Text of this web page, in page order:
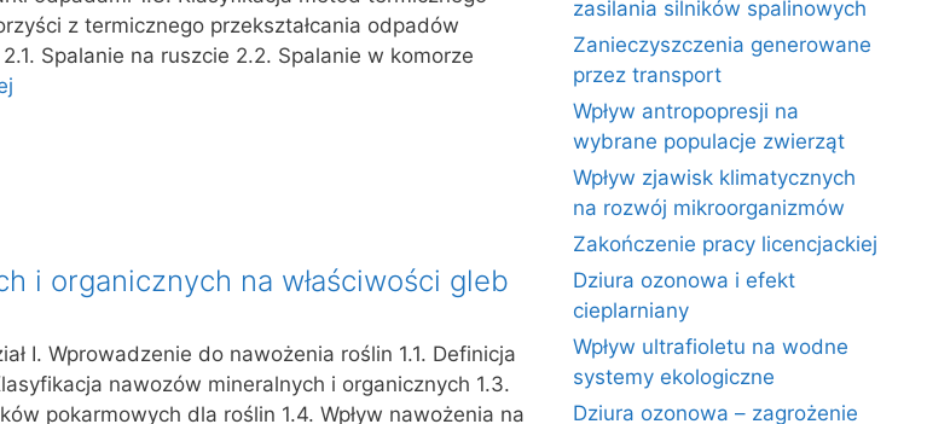
z termicznego przekształcania odpadów
Spalanie na ruszcie 2.2. Spalanie w komorze
i organicznych na właściwości gleb
I. Wprowadzenie do nawożenia roślin 1.1. Definicja
nawozów mineralnych i organicznych 1.3.
pokarmowych dla roślin 1.4. Wpływ nawożenia na
zasilania silników spalinowych
Zanieczyszczenia generowane
przez transport
Wpływ antropopresji na
wybrane populacje zwierząt
Wpływ zjawisk klimatycznych
na rozwój mikroorganizmów
Zakończenie pracy licencjackiej
Dziura ozonowa i efekt
cieplarniany
Wpływ ultrafioletu na wodne
systemy ekologiczne
Dziura ozonowa – zagrożenie